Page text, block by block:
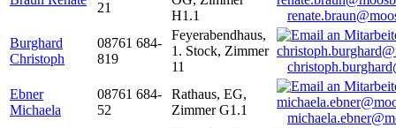
21
H1.1
Burghard
Christoph
08761 684-
819
Feyerabendhaus,
1. Stock, Zimmer
11
Ebner
Michaela
08761 684-
52
Rathaus, EG,
Zimmer G1.1